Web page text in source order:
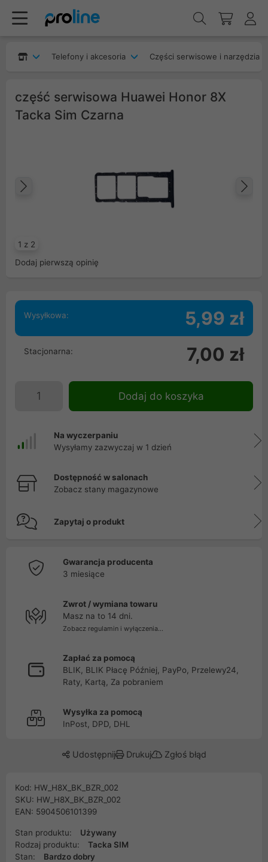
Telefony i akcesoria Części serwisowe i narzędzia
część serwisowa Huawei Honor 8X
Tacka Sim Czarna
1 z 2
Poprzedni
Dodaj pierwszą opinię
Wysyłkowa: 5,99 zł
Stacjonarna: 7,00 zł
Dodaj do koszyka
Na wyczerpaniu
Wysyłamy zazwyczaj w 1 dzień
Dostępność w salonach
Zobacz stany magazynowe
Zapytaj o produkt
Gwarancja producenta
3 miesiące
Zwrot / wymiana towaru
Masz na to 14 dni.
Zobacz regulamin i wyłączenia...
Zapłać za pomocą
BLIK, BLIK Płacę Później, PayPo, Przelewy24,
Raty, Kartą, Za pobraniem
Wysyłka za pomocą
InPost, DPD, DHL
Udostępnij Drukuj Zgłoś błąd
Kod: HW_H8X_BK_BZR_002
SKU: HW_H8X_BK_BZR_002
EAN: 5904506101399
Stan produktu:
Używany
Rodzaj produktu:
Tacka SIM
Stan:
Bardzo dobry